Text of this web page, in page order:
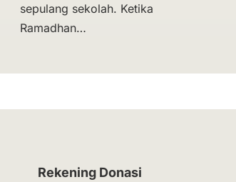
sepulang sekolah. Ketika
Ramadhan…
Rekening Donasi